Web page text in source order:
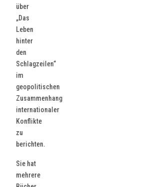
über
„Das
Leben
hinter
den
Schlagzeilen“
im
geopolitischen
Zusammenhang
internationaler
Konflikte
zu
berichten.
Sie hat
mehrere